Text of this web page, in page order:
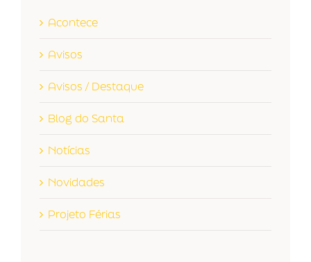
Acontece
Avisos
Avisos / Destaque
Blog do Santa
Notícias
Novidades
Projeto Férias